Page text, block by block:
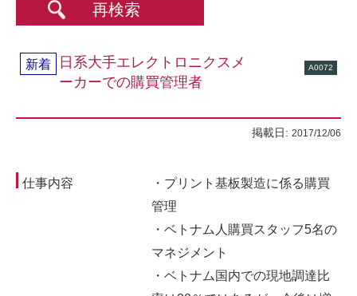
再検索
新着
日系大手エレクトロニクスメ
ーカーでの購買管理者
A0072
掲載日: 2017/12/06
仕事内容
・プリント基板製造に係る購買
管理
・ベトナム人購買スタッフ5名の
マネジメント
・ベトナム国内での現地調達比